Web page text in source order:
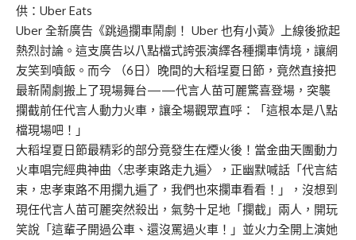
供：Uber Eats
Uber 全新廣告《跳過攔車鬧劇！ Uber 也有小黃》上線後掀起
熱烈討論。這支廣告以八點檔式誇張演繹各種攔車情境，讓網
友笑到噴飯。而今 （6日）晚間的大稻埕夏日節，竟然直接把
最新鬧劇搬上了現場舞台——代言人苗可麗驚喜登場，突襲
攔截前任代言人動力火車，讓全場觀眾直呼：「這根本是八點
檔現場吧！」
大稻埕夏日節最精彩的部分竟發生在煙火後！當金曲天團動力
火車唱完經典神曲〈忠孝東路走九遍〉，正幽默喊話「代言結
束，忠孝東路不用攔九遍了，我們也來攔車看看！」，沒想到
現任代言人苗可麗突然殺出，氣勢十足地「攔截」兩人，開玩
笑說「這輩子開過公車、還沒罵過火車！」並火力全開上演她